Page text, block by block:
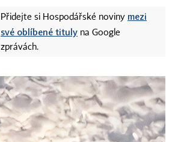
Přidejte si Hospodářské noviny mezi
své oblíbené tituly na Google
zprávách.